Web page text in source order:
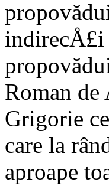
indirecÅ£i
Roman de
Grigorie
care la
aproape